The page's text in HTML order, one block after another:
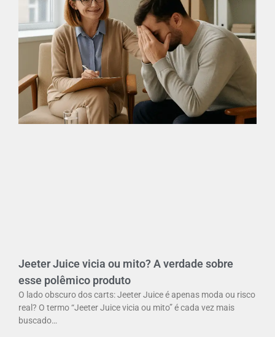
Jeeter Juice vicia ou mito? A verdade sobre
esse polêmico produto
O lado obscuro dos carts: Jeeter Juice é apenas moda ou risco
real? O termo “Jeeter Juice vicia ou mito” é cada vez mais
buscado…